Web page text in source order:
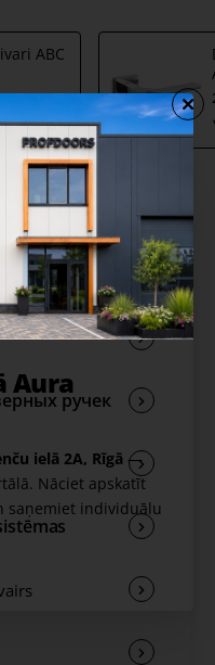
Aura
ielā 2A, Rīgā —
Nāciet apskatīt
saņemiet individuālu
ABC
ручек